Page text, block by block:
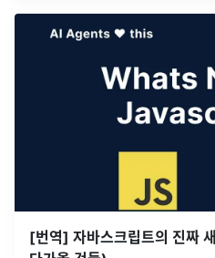
[번역] 자바스크립트의 진짜